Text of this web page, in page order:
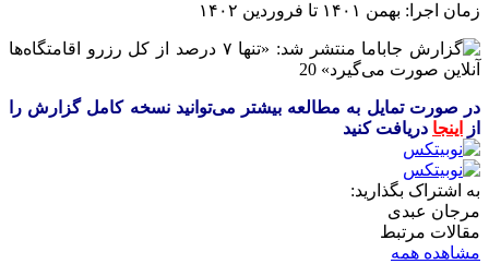
زمان اجرا: بهمن ۱۴۰۱ تا فروردین ۱۴۰۲
در صورت تمایل به مطالعه بیشتر می‌توانید نسخه کامل گزارش را
از
اینجا دریافت کنید
به اشتراک بگذارید:
مرجان عبدی
مقالات مرتبط
مشاهده همه